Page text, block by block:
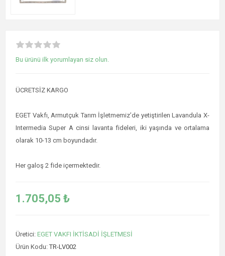
Bu ürünü ilk yorumlayan siz olun.
ÜCRETSİZ KARGO
EGET Vakfı, Armutçuk Tarım İşletmemiz’de yetiştirilen Lavandula X-
Intermedia Super A cinsi lavanta fideleri, iki yaşında ve ortalama
olarak 10-13 cm boyundadır.
Her galoş 2 fide içermektedir.
1.705,05 ₺
Üretici: EGET VAKFI İKTİSADİ İŞLETMESİ
Ürün Kodu: TR-LV002